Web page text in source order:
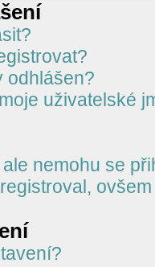
odhlášen?
uživatelské
nemohu se